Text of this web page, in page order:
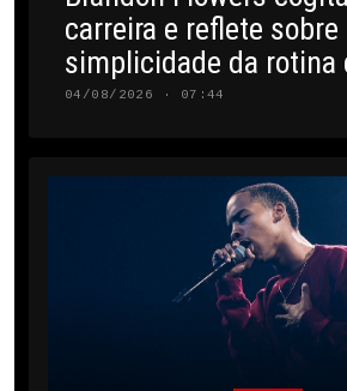
carreira e reflete sobre
simplicidade da rotina
04/08/2026 · 07:44